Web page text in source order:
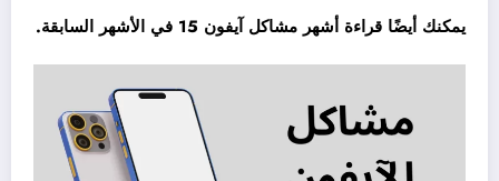
يمكنك أيضًا قراءة أشهر مشاكل آيفون 15 في الأشهر السابقة .